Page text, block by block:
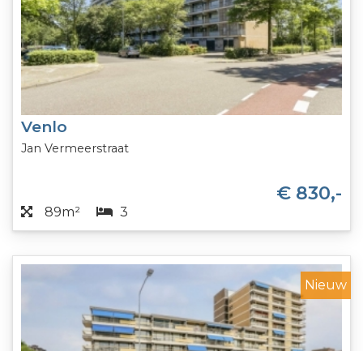
Venlo
Jan Vermeerstraat
€ 830,-
89m² 3
Nieuw